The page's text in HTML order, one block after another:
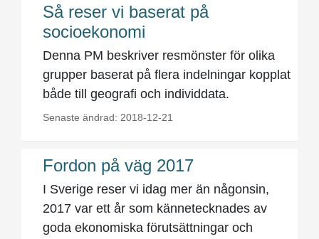
Så reser vi baserat på
socioekonomi
Denna PM beskriver resmönster för olika
grupper baserat på flera indelningar kopplat
både till geografi och individdata.
Senaste ändrad: 2018-12-21
Fordon på väg 2017
I Sverige reser vi idag mer än någonsin,
2017 var ett år som kännetecknades av
goda ekonomiska förutsättningar och